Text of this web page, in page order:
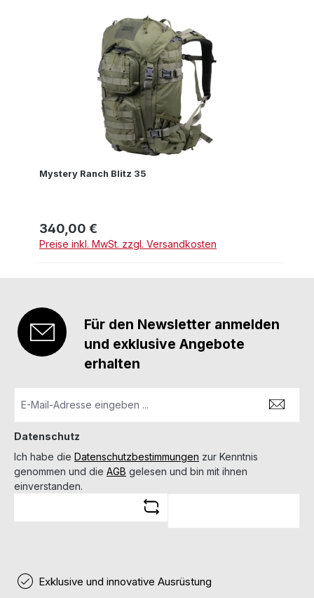
Mystery Ranch Blitz 35
Regulärer Preis:
340,00 €
Preise inkl. MwSt. zzgl. Versandkosten
Für den Newsletter anmelden
und exklusive Angebote
erhalten
Datenschutz
Ich habe die Datenschutzbestimmungen zur Kenntnis
genommen und die AGB gelesen und bin mit ihnen
einverstanden.
Exklusive und innovative Ausrüstung